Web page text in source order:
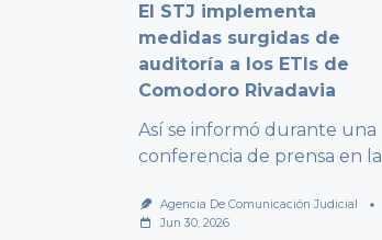
El STJ implementa
medidas surgidas de
auditoría a los ETIs de
Comodoro Rivadavia
Así se informó durante una
conferencia de prensa en la
Agencia De Comunicación Judicial
Jun 30, 2026